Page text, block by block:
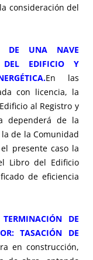
consideración del
DE UNA NAVE
EDIFICIO Y
En las
con licencia, la
al Registro y
dependerá de la
de la Comunidad
presente caso la
Libro del Edificio
de eficiencia
DE
TASACIÓN DE
en construcción,